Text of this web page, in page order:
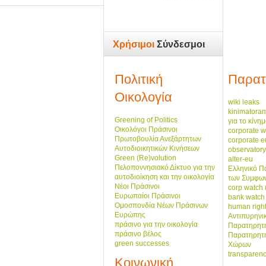
Χρήσιμοι Σύνδεσμοι
Πολιτική
Οικολογία
Greening of Politics
Οικολόγοι Πράσινοι
Πρωτοβουλία Ανεξάρτητων
Αυτοδιοικητικών Κινήσεων
Green (Re)volution
Πελοποννησιακό Δίκτυο για την
αυτοδιοίκηση και την οικολογία
Νέοι Πράσινοι
Ευρωπαίοι Πράσινοι
Ομοσπονδία Νέων Πράσινων
Ευρώπης
πράσινο για την οικολογία
πράσινο βέλος
green successes
Κοινωνική
wiki leaks
για το
corporate
corporate
observatory
alter-eu
Ελληνικό
των
corp watch
bank
human
Χώρων